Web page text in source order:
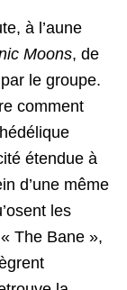
à l’aune
Moons, de
le groupe.
comment
étendue à
d’une même
les
The Bane »,